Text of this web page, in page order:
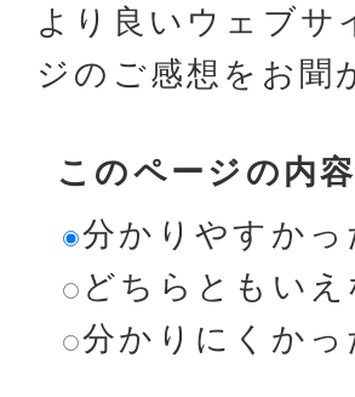
より良いウェブサ
ジのご感想をお聞
このページの内
分かりやすかっ
どちらともいえ
分かりにくかっ